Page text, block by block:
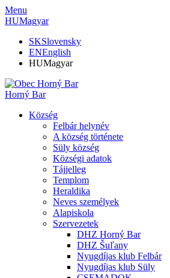
Menu
HUMagyar
SKSlovensky
ENEnglish
HUMagyar
Horný Bar
Község
Felbár helynév
A község története
Süly község
Községi adatok
Tájjelleg
Templom
Heraldika
Neves személyek
Alapiskola
Szervezetek
DHZ Horný Bar
DHZ Šuľany
Nyugdíjas klub Felbár
Nyugdíjas klub Süly